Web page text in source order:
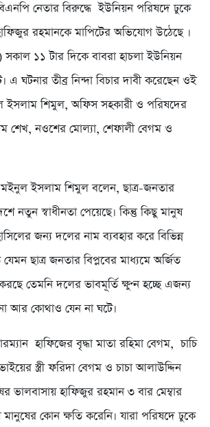
নেতার বিরুদ্ধে ইউনিয়ন পরিষদে ঢুকে
রহমানকে মাপিটের অভিযোগ উঠেছে ।
সকাল ১১ টার দিকে বাবরা হাচলা ইউনিয়ন
এ ঘটনার তীব্র নিন্দা বিচার দাবী করেছেন ওই
ইসলাম শিমুল, অফিস সহকারী ও পরিষদের
শেখ, নওশের মোল্যা, শেফালী বেগম ও
ইসলাম শিমুল বলেন, ছাত্র-জনতার
নতুন স্বাধীনতা পেয়েছে। কিন্তু কিছু মানুষ
জন্য দলের নাম ব্যবহার করে বিভিন্ন
ছাত্র জনতার বিপ্লবের মাধ্যমে অর্জিত
করছে তেমনি দলের ভাবমূর্তি ক্ষুণ্ন হচ্ছে এজন্য
আর কোথাও যেন না ঘটে।
হাফিজের বৃদ্ধা মাতা রহিমা বেগম, চাচি
স্ত্রী ফরিদা বেগম ও চাচা আলাউদ্দিন
ভালবাসায় হাফিজুর রহমান ৩ বার মেম্বার
মানুষের কোন ক্ষতি করেনি। যারা পরিষদে ঢুকে